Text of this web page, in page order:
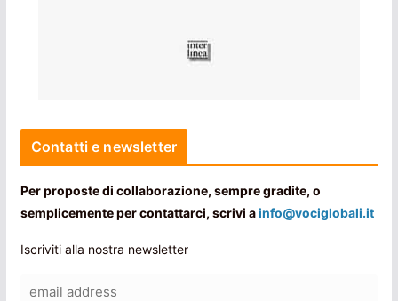
Contatti e newsletter
Per proposte di collaborazione, sempre gradite, o
semplicemente per contattarci, scrivi ainfo@vociglobali.it
Iscriviti alla nostra newsletter